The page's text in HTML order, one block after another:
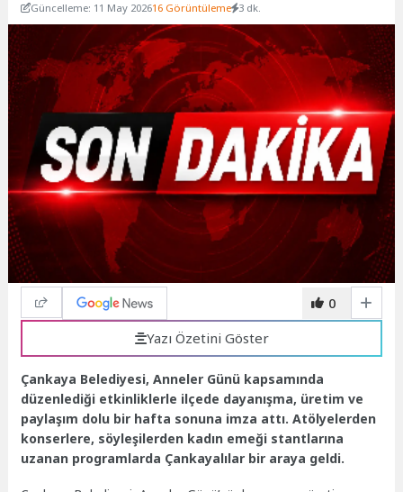
Güncelleme: 11 May 202616 Görüntüleme 3 dk.
0
Yazı Özetini Göster
Çankaya Belediyesi, Anneler Günü kapsamında
düzenlediği etkinliklerle ilçede dayanışma, üretim ve
paylaşım dolu bir hafta sonuna imza attı. Atölyelerden
konserlere, söyleşilerden kadın emeği stantlarına
uzanan programlarda Çankayalılar bir araya geldi.